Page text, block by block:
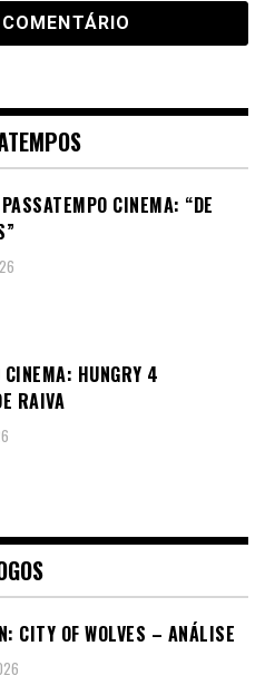
CINEMA: “DE
CINEMA: HUNGRY 4
RAIVA
CITY OF WOLVES – ANÁLISE